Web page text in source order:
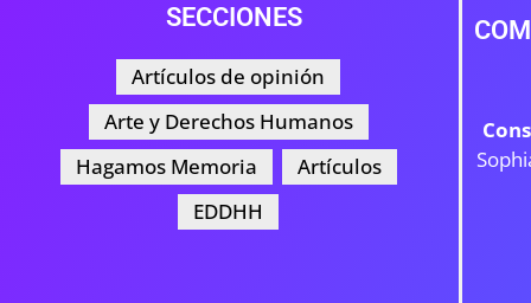
SECCIONES
Artículos de opinión
Arte y Derechos Humanos
Hagamos Memoria
Artículos
EDDHH